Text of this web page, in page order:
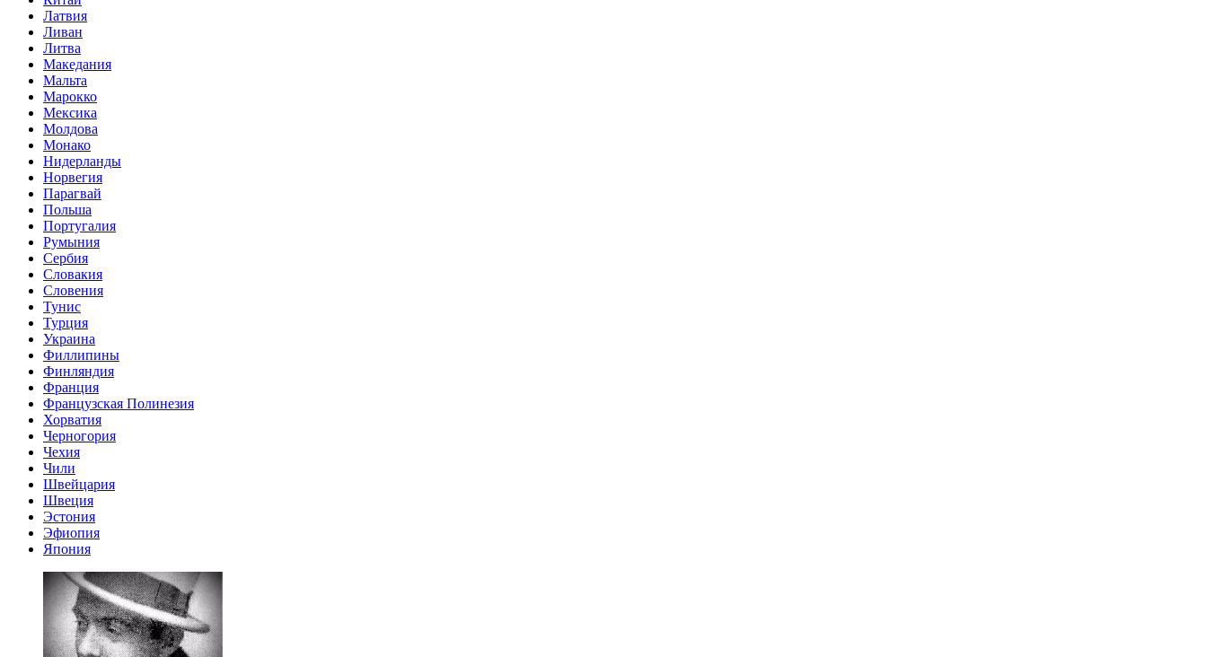
Латвия
Ливан
Литва
Македания
Мальта
Марокко
Мексика
Молдова
Монако
Нидерланды
Норвегия
Парагвай
Польша
Португалия
Румыния
Сербия
Словакия
Словения
Тунис
Турция
Украина
Филлипины
Финляндия
Франция
Французская Полинезия
Хорватия
Черногория
Чехия
Чили
Швейцария
Швеция
Эстония
Эфиопия
Япония